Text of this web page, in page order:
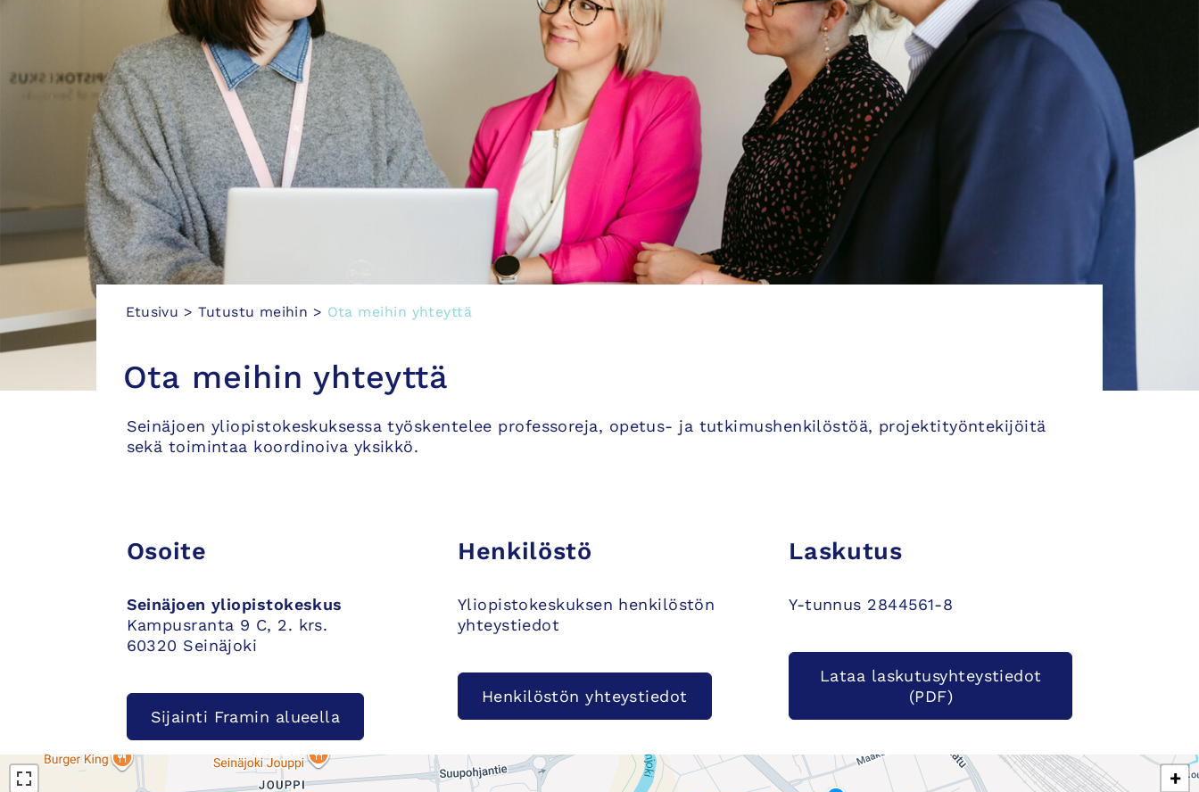
Etusivu > Tutustu meihin > Ota meihin yhteyttä
Ota meihin yhteyttä
Seinäjoen yliopistokeskuksessa työskentelee professoreja, opetus- ja tutkimushenkilöstöä, projektityöntekijöitä
sekä toimintaa koordinoiva yksikkö.
Osoite
Seinäjoen yliopistokeskus
Kampusranta 9 C, 2. krs.
60320 Seinäjoki
Sijainti Framin alueella
Henkilöstö
Yliopistokeskuksen henkilöstön
yhteystiedot
Henkilöstön yhteystiedot
Laskutus
Y-tunnus 2844561-8
Lataa laskutus­yhteys­tiedot
(PDF)
+